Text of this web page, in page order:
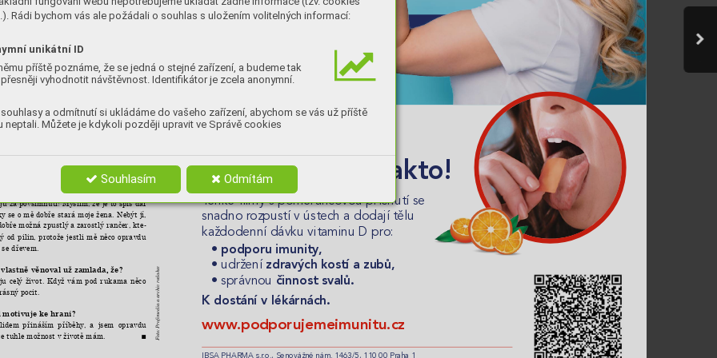
Rádi bychom vás ale požádali o souhlas s uložením volitelných informací:
unikátní ID
příště poznáme, že se jedná o stejné zařízení, a budeme tak
vyhodnotit návštěvnost. Identifikátor je zcela anonymní.
a odmítnutí si ukládáme do vašeho zařízení, abychom se vás už příště
neptali. Můžete je kdykoli později upravit ve Správě cookies
Souhlasím Odmítám
natáčíte. Co vás čeká a nemine?
1923, z toho mám také radost.
dělá?
ještě někdo chce, abych mu v něčem hrál.
zrovna zájem.
za svou kariéru litujete? Role, kterou
si to vyčítal?
když si sundáte
jak to děláte?
za povšimnutí! Myslím, že je to spíš dar
se o mě dobře stará moje žena. Nebýt jí,
možná zpustlý a zarostlý rančer, kte-
od pilin, protože jestli mě něco opravdu
dřevem.
věnoval už zamlada, že?
celý život. Když vám pod rukama něco
pocit.
motivuje ke hraní?
lidem přináším příběhy, a jsem opravdu
tuhle možnost v životě mám. Foto: Profi
media a archiv redakce
Dnes se užívá takto!
Tenké ﬁlmy s pomerančovou příchutí se
snadno rozpustí v ústech a dodají tělu
každodenní dávku vitaminu D pro:
• podporu imunity,
• udržení zdravých kostí a zubů,
• správnou činnost svalů.
K dostání v lékárnách.
www.podporujemeimunitu.cz